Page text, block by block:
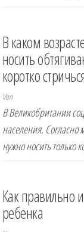
В каком
носить
коротко
Von
В Великобритании
населения.
нужно носить только
Как правильно
ребенка